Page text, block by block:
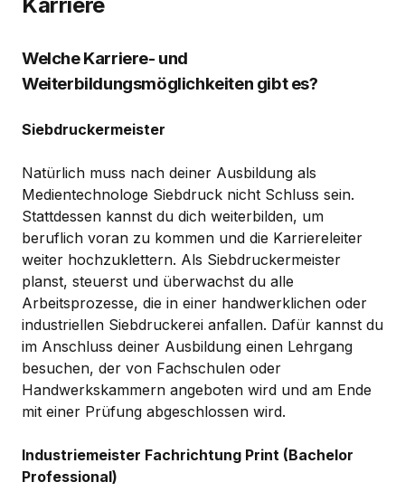
Welche Karriere- und
Weiterbildungsmöglichkeiten gibt es?
Siebdruckermeister
Natürlich muss nach deiner Ausbildung als
Medientechnologe Siebdruck nicht Schluss sein.
Stattdessen kannst du dich weiterbilden, um
beruflich voran zu kommen und die Karriereleiter
weiter hochzuklettern. Als Siebdruckermeister
planst, steuerst und überwachst du alle
Arbeitsprozesse, die in einer handwerklichen oder
industriellen Siebdruckerei anfallen. Dafür kannst du
im Anschluss deiner Ausbildung einen Lehrgang
besuchen, der von Fachschulen oder
Handwerkskammern angeboten wird und am Ende
mit einer Prüfung abgeschlossen wird.
Industriemeister Fachrichtung Print (Bachelor
Professional)